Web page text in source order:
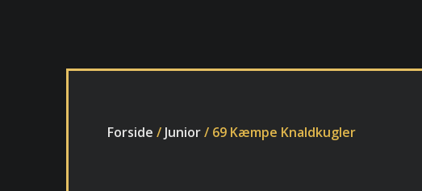
Forside /Junior/ 69 Kæmpe Knaldkugler